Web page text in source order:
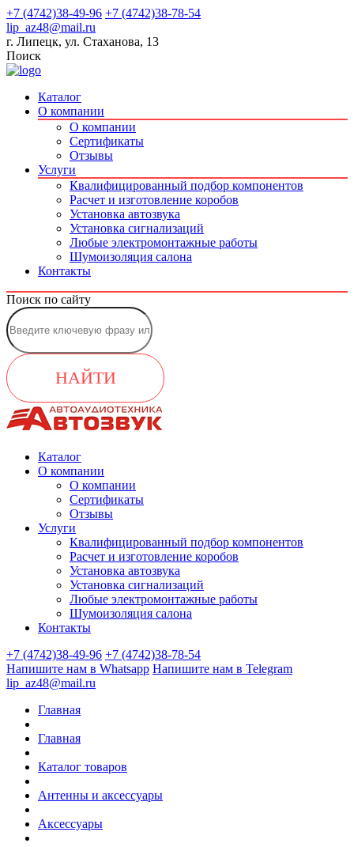
+7 (4742)38-49-96 +7 (4742)38-78-54
lip_az48@mail.ru
г. Липецк, ул. Стаханова, 13
Поиск
Каталог
О компании
О компании
Сертификаты
Отзывы
Услуги
Квалифицированный подбор компонентов
Расчет и изготовление коробов
Установка автозвука
Установка сигнализаций
Любые электромонтажные работы
Шумоизоляция салона
Контакты
Поиск по сайту
НАЙТИ
Каталог
О компании
О компании
Сертификаты
Отзывы
Услуги
Квалифицированный подбор компонентов
Расчет и изготовление коробов
Установка автозвука
Установка сигнализаций
Любые электромонтажные работы
Шумоизоляция салона
Контакты
+7 (4742)38-49-96 +7 (4742)38-78-54
Напишите нам в Whatsapp Напишите нам в Telegram
lip_az48@mail.ru
Главная
Главная
Каталог товаров
Антенны и аксессуары
Аксессуары